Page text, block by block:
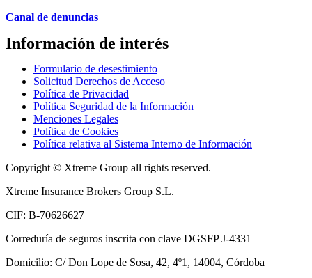
Canal de denuncias
Información de interés
Formulario de desestimiento
Solicitud Derechos de Acceso
Política de Privacidad
Política Seguridad de la Información
Menciones Legales
Política de Cookies
Política relativa al Sistema Interno de Información
Copyright © Xtreme Group all rights reserved.
Xtreme Insurance Brokers Group S.L.
CIF: B-70626627
Correduría de seguros inscrita con clave DGSFP J-4331
Domicilio: C/ Don Lope de Sosa, 42, 4º1, 14004, Córdoba